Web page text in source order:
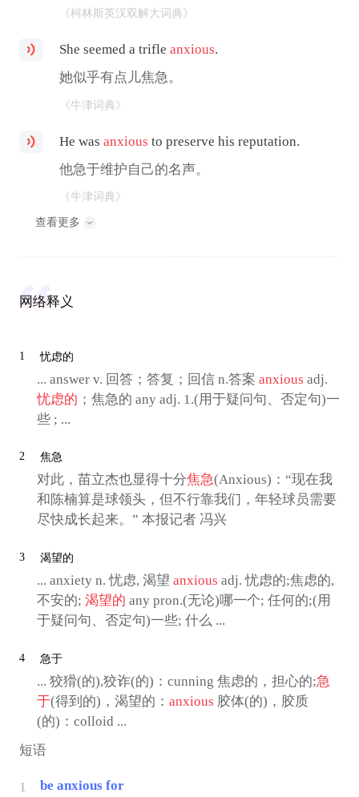
《柯林斯英汉双解大词典》
She seemed a trifleanxious.
她似乎有点儿焦急。
《牛津词典》
He wasanxious to preserve his reputation.
他急于维护自己的名声。
《牛津词典》
查看更多
网络释义
1 忧虑的
... answer v. 回答；答复；回信 n.答案 anxious adj.
忧虑的 ；焦急的 any adj. 1.(用于疑问句、否定句)一
些 ; ...
2 焦急
对此，苗立杰也显得十分焦急(Anxious)：“现在我
和陈楠算是球领头，但不行靠我们，年轻球员需要
尽快成长起来。” 本报记者 冯兴
3 渴望的
... anxiety n. 忧虑, 渴望 anxious adj. 忧虑的;焦虑的,
不安的; 渴望的 any pron.(无论)哪一个; 任何的;(用
于疑问句、否定句)一些; 什么 ...
4 急于
... 狡猾(的),狡诈(的)：cunning 焦虑的，担心的;急
于(得到的)，渴望的： anxious 胶体(的)，胶质
(的)：colloid ...
短语
1 be anxious for